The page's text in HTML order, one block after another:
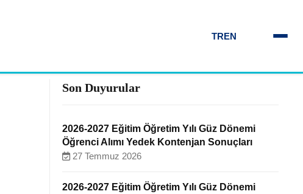
TREN
Son Duyurular
2026-2027 Eğitim Öğretim Yılı Güz Dönemi
Öğrenci Alımı Yedek Kontenjan Sonuçları
27 Temmuz 2026
2026-2027 Eğitim Öğretim Yılı Güz Dönemi